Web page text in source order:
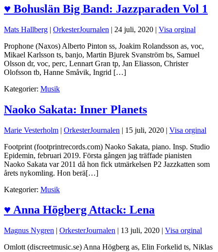
♥ Bohuslän Big Band: Jazzparaden Vol 1
Mats Hallberg | OrkesterJournalen | 24 juli, 2020 | Visa orginal
Prophone (Naxos) Alberto Pinton ss, Joakim Rolandsson as, voc,
Mikael Karlsson ts, banjo, Martin Bjurek Svanström bs, Samuel
Olsson dr, voc, perc, Lennart Gran tp, Jan Eliasson, Christer
Olofsson tb, Hanne Småvik, Ingrid […]
Kategorier: Musik
Naoko Sakata: Inner Planets
Marie Vesterholm | OrkesterJournalen | 15 juli, 2020 | Visa orginal
Footprint (footprintrecords.com) Naoko Sakata, piano. Insp. Studio
Epidemin, februari 2019. Första gången jag träffade pianisten
Naoko Sakata var 2011 då hon fick utmärkelsen P2 Jazzkatten som
årets nykomling. Hon berä[…]
Kategorier: Musik
♥ Anna Högberg Attack: Lena
Magnus Nygren | OrkesterJournalen | 13 juli, 2020 | Visa orginal
Omlott (discreetmusic.se) Anna Högberg as, Elin Forkelid ts, Niklas